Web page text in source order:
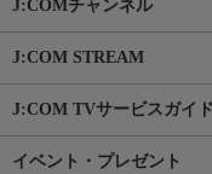
J:COMチャンネル
J:COM STREAM
J:COM TVサービスガイド
イベント・プレゼント